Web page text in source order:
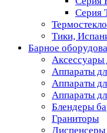
Серия
Термостекло
Тики,
Барное
Аксессуары
Аппараты
Аппараты
Аппараты
Блендеры
Граниторы
Диспенсеры